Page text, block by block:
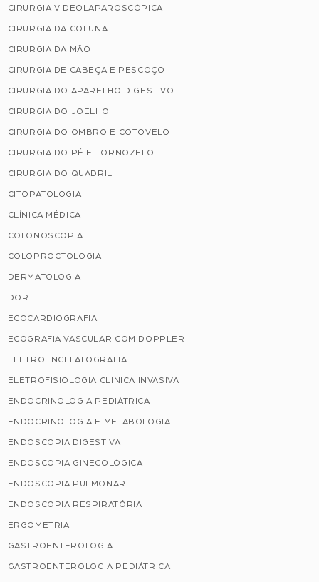
CIRURGIA VIDEOLAPAROSCÓPICA
CIRURGIA DA COLUNA
CIRURGIA DA MÃO
CIRURGIA DE CABEÇA E PESCOÇO
CIRURGIA DO APARELHO DIGESTIVO
CIRURGIA DO JOELHO
CIRURGIA DO OMBRO E COTOVELO
CIRURGIA DO PÉ E TORNOZELO
CIRURGIA DO QUADRIL
CITOPATOLOGIA
CLÍNICA MÉDICA
COLONOSCOPIA
COLOPROCTOLOGIA
DERMATOLOGIA
DOR
ECOCARDIOGRAFIA
ECOGRAFIA VASCULAR COM DOPPLER
ELETROENCEFALOGRAFIA
ELETROFISIOLOGIA CLINICA INVASIVA
ENDOCRINOLOGIA PEDIÁTRICA
ENDOCRINOLOGIA E METABOLOGIA
ENDOSCOPIA DIGESTIVA
ENDOSCOPIA GINECOLÓGICA
ENDOSCOPIA PULMONAR
ENDOSCOPIA RESPIRATÓRIA
ERGOMETRIA
GASTROENTEROLOGIA
GASTROENTEROLOGIA PEDIÁTRICA